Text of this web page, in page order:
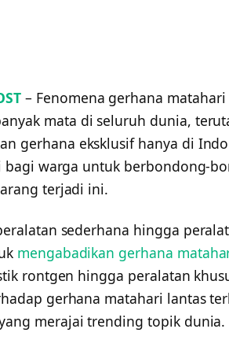
– Fenomena gerhana
mata di seluruh dunia,
gerhana eksklusif hanya di
bagi warga untuk berbondong-
terjadi ini.
sederhana hingga
mengabadikan gerhana
rontgen hingga peralatan
gerhana matahari lantas
merajai trending topik dunia.